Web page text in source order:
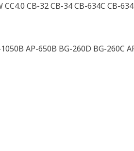
CB-32 CB-34 CB-634C CB-
AP-650B BG-260D BG-260C